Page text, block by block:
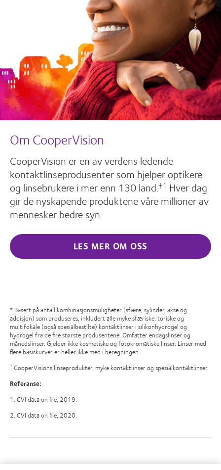
Om CooperVision
CooperVision er en av verdens ledende
kontaktlinseprodusenter som hjelper optikere
og linsebrukere i mer enn 130 land.†1 Hver dag
gir de nyskapende produktene våre millioner av
mennesker bedre syn.
LES MER OM OSS
* Basert på antall kombinasjonsmuligheter (sfære, sylinder, akse og
addisjon) som produseres, inkludert alle myke sfæriske, toriske og
multifokale (også spesialbestilte) kontaktlinser i silikonhydrogel og
hydrogel fra de fire største produsentene. Omfatter endagslinser og
månedslinser. Gjelder ikke kosmetiske og fotokromatiske linser. Linser med
flere basiskurver er heller ikke med i beregningen.
† CooperVisions linseprodukter, myke kontaktlinser og spesialkontaktlinser.
Referanse:
1. CVI data on file, 2019.
2. CVI data on file, 2020.